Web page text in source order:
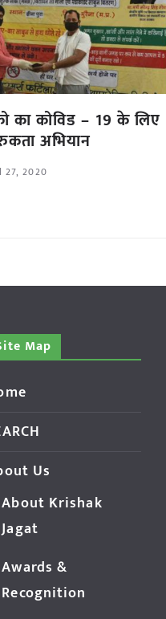
का कोविड – 19 के लिए
अभियान
27, 2020
Map
Us
About Krishak
Jagat
Awards &
Recognition